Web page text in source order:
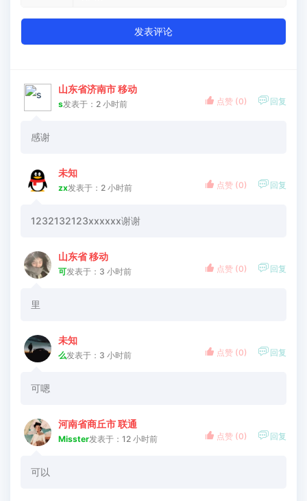
发表评论
山东省济南市 移动
s发表于：2 小时前
感谢
 点赞 (0)  回复
未知
zx发表于：2 小时前
1232132123xxxxxx谢谢
 点赞 (0)  回复
山东省 移动
可发表于：3 小时前
里
 点赞 (0)  回复
未知
么发表于：3 小时前
可嗯
 点赞 (0)  回复
河南省商丘市 联通
Misster发表于：12 小时前
可以
 点赞 (0)  回复